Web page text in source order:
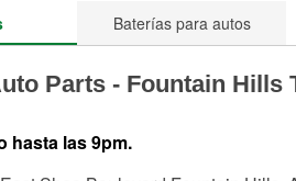
Baterías para autos
Parts - Fountain Hills
hasta las 9pm.